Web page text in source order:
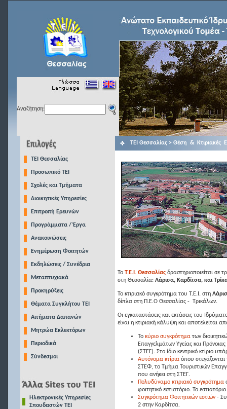
Αναζήτηση:
TEI Θεσσαλίας
Προσωπικό ΤΕΙ
Σχολές και Τμήματα
Διοικητικές Υπηρεσίες
Επιτροπή Ερευνών
Προγράμματα / Έργα
Ανακοινώσεις
Ενημέρωση Φοιτητών
Εκδηλώσεις / Συνέδρια
Μεταπτυχιακά
Προκηρύξεις
Θέματα Συγκλήτου ΤΕΙ
Αιτήματα Δαπανών
Μητρώα Εκλεκτόρων
Περιοδικά
Σύνδεσμοι
Ηλεκτρονικές Υπηρεσίες
Σπουδαστών ΤΕΙ
ΤΕΙ Θεσσαλίας > Θέση & Κτιριακές
Το Τ.Ε.Ι. Θεσσαλίας δραστηριοποιείται σε
στη Θεσσαλία: Λάρισα, Καρδίτσα, και
Το κτιριακό συγκρότημα του Τ.Ε.Ι. στη
δίπλα στη Π.Ε.Ο Θεσσαλίας - Τρικάλων.
Οι εγκαταστάσεις και εκτάσεις του
είναι η κτιριακή κάλυψη και αποτελείται
Το κύριο συγκρότηματων
Επαγγελμάτων Υγείας και
(ΣΤΕΓ). Στο ίδιο κεντρικό κτίριο
Αυτόνομα κτίρια όπου
ΣΤΕΦ, το Τμήμα Τουριστικών
που ανήκει στη ΣΤΕΓ.
Πολυδύναμο κτιριακό συγκρότημα
φοιτητικό εστιατόριο. Το
Συγκρότημα Φοιτητικών εστιών -
2 στην Καρδίτσα.